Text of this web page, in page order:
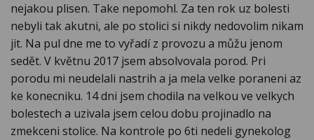
nejakou plisen. Take nepomohl. Za ten rok uz bolesti
nebyli tak akutni, ale po stolici si nikdy nedovolim nikam
jit. Na pul dne me to vyřadí z provozu a můžu jenom
sedět. V květnu 2017 jsem absolvovala porod. Pri
porodu mi neudelali nastrih a ja mela velke poraneni az
ke konecniku. 14 dni jsem chodila na velkou ve velkych
bolestech a uzivala jsem celou dobu projinadlo na
zmekceni stolice. Na kontrole po 6ti nedeli gynekolog